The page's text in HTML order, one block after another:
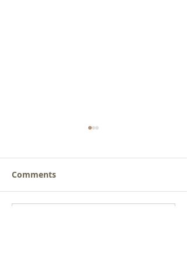
Comments